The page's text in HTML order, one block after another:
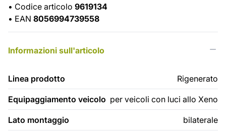
• Codice articolo 9619134
• EAN 8056994739558
Informazioni sull'articolo
Linea prodotto Rigenerato
Equipaggiamento veicolo per veicoli con luci allo Xeno
Lato montaggio bilaterale